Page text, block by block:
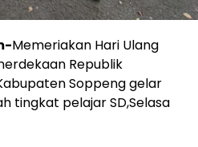
Memeriakan Hari Ulang
Republik
Soppeng gelar
tingkat pelajar SD,Selasa